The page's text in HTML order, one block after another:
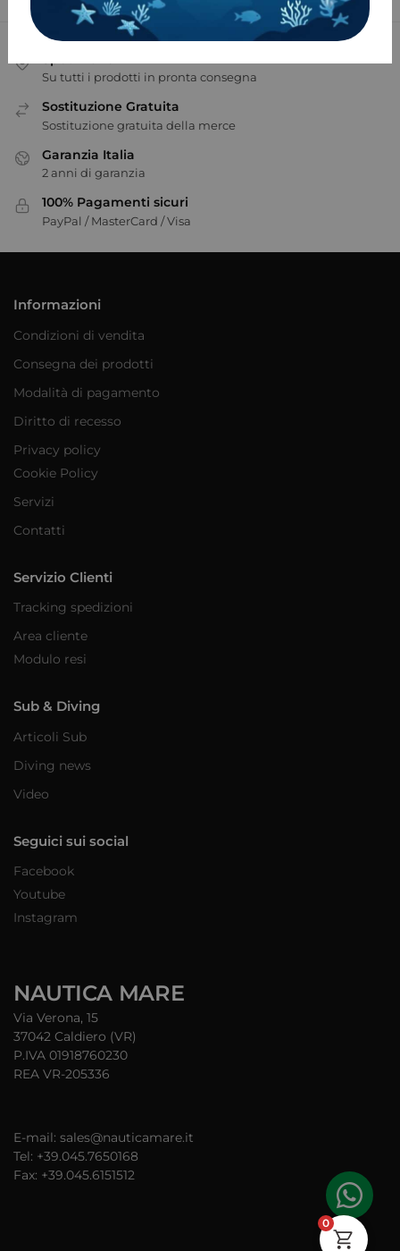
Su tutti i prodotti in pronta consegna
Sostituzione Gratuita
Sostituzione gratuita della merce
Garanzia Italia
2 anni di garanzia
100% Pagamenti sicuri
PayPal / MasterCard / Visa
Informazioni
Condizioni di vendita
Consegna dei prodotti
Modalità di pagamento
Diritto di recesso
Privacy policy
Cookie Policy
Servizi
Contatti
Servizio Clienti
Tracking spedizioni
Area cliente
Modulo resi
Sub & Diving
Articoli Sub
Diving news
Video
Seguici sui social
Facebook
Youtube
Instagram
NAUTICA MARE
Via Verona, 15
37042 Caldiero (VR)
P.IVA 01918760230
REA VR-205336
E-mail: sales@nauticamare.it
Tel: +39.045.7650168
Fax: +39.045.6151512
0